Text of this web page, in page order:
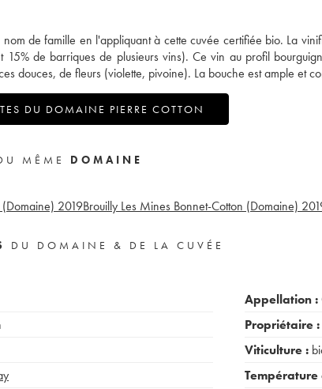
nom de famille en l'appliquant à cette cuvée certifiée bio. La
15% de barriques de plusieurs vins). Ce vin au profil
douces, de fleurs (violette, pivoine). La bouche est ample et
DU DOMAINE PIERRE COTTON
MÊME DOMAINE
2019Brouilly Les Mines Bonnet-Cotton (Domaine)
DU DOMAINE & DE LA CUVÉE
Appellation :
Propriétaire :
Viticulture :
Température